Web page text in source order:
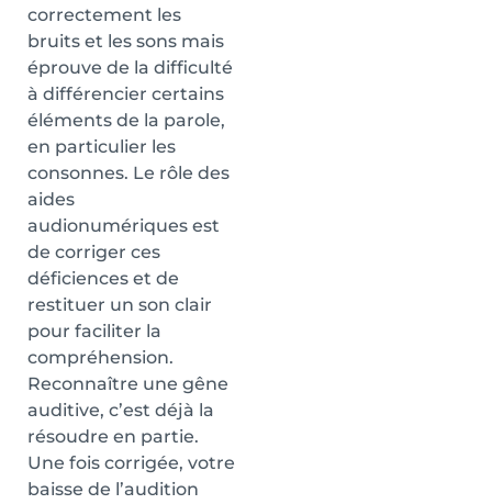
correctement les
bruits et les sons mais
éprouve de la difficulté
à différencier certains
éléments de la parole,
en particulier les
consonnes. Le rôle des
aides
audionumériques est
de corriger ces
déficiences et de
restituer un son clair
pour faciliter la
compréhension.
Reconnaître une gêne
auditive, c’est déjà la
résoudre en partie.
Une fois corrigée, votre
baisse de l’audition